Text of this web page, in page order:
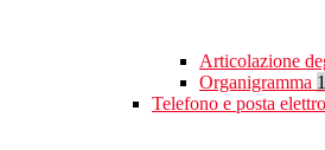
Articolazione
Organigramma 1
Telefono e posta